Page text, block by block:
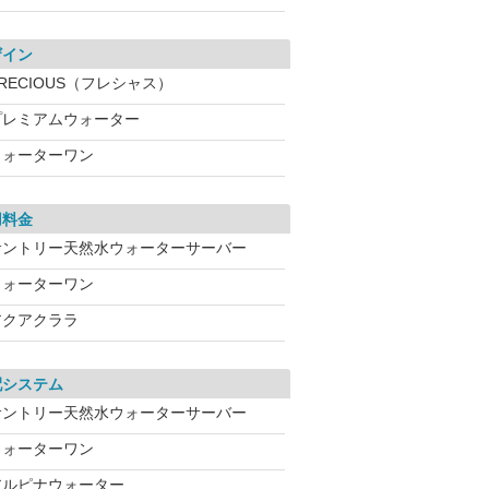
ン
（フレシャス）
ミアムウォーター
ーターワン
金
トリー天然水ウォーターサーバー
ーターワン
アクララ
ステム
トリー天然水ウォーターサーバー
ーターワン
ピナウォーター